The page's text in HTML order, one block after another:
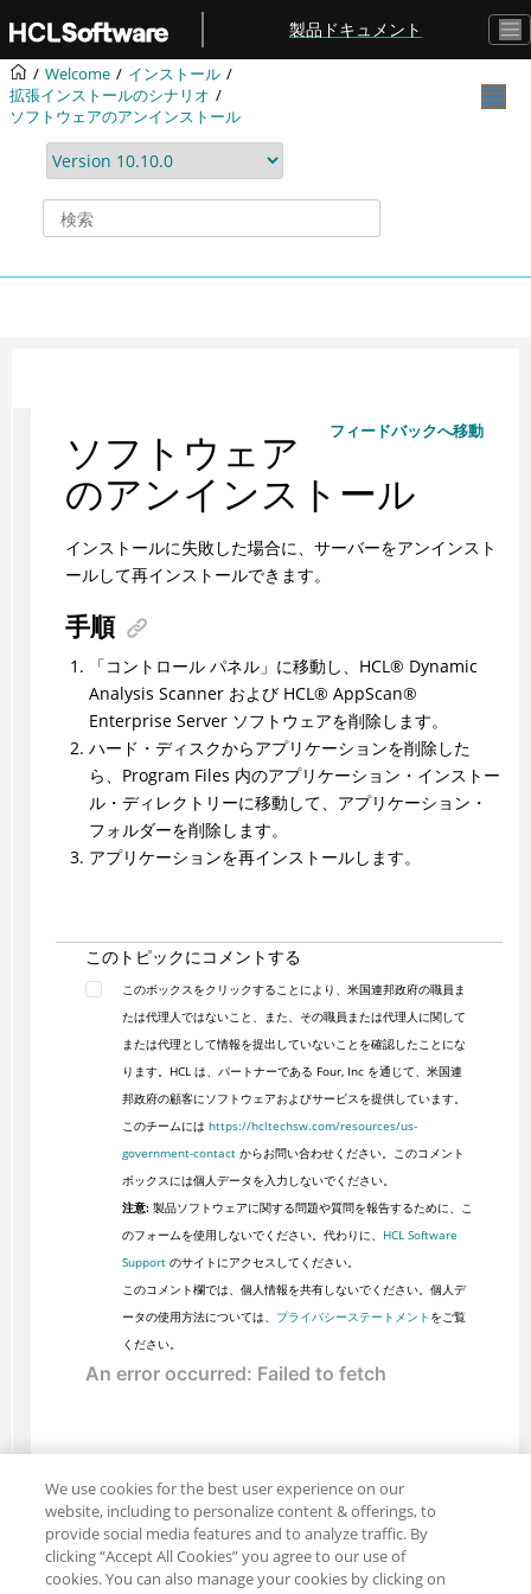
メインコンテンツにジャンプ
製品ドキュメント
Welcome
インストール
拡張インストールのシナリオ
ソフトウェアのアンインストール
フィードバックへ移動
ソフトウェア
のアンインストール
インストールに失敗した場合に、サーバーをアンインスト
ールして再インストールできます。
手順
「コントロール パネル」に移動し、 HCL® Dynamic
Analysis Scanner および HCL® AppScan®
Enterprise Server ソフトウェアを削除します。
ハード・ディスクからアプリケーションを削除した
ら、Program Files 内のアプリケーション・インストー
ル・ディレクトリーに移動して、アプリケーション・
フォルダーを削除します。
アプリケーションを再インストールします。
このトピックにコメントする
このボックスをクリックすることにより、米国連邦政府の職員ま
たは代理人ではないこと、また、その職員または代理人に関して
または代理として情報を提出していないことを確認したことにな
ります。HCL は、パートナーである Four, Inc を通じて、米国連
邦政府の顧客にソフトウェアおよびサービスを提供しています。
このチームには https://hcltechsw.com/resources/us-
government-contactからお問い合わせください。このコメント
ボックスには個人データを入力しないでください。
注意:製品ソフトウェアに関する問題や質問を報告するために、こ
のフォームを使用しないでください。代わりに、 HCL Software
Supportのサイトにアクセスしてください。
このコメント欄では、個人情報を共有しないでください。個人デ
ータの使用方法については、 プライバシーステートメント をご覧
ください。
We use cookies for the best user experience on our
website, including to personalize content & offerings, to
provide social media features and to analyze traffic. By
clicking “Accept All Cookies” you agree to our use of
cookies. You can also manage your cookies by clicking on